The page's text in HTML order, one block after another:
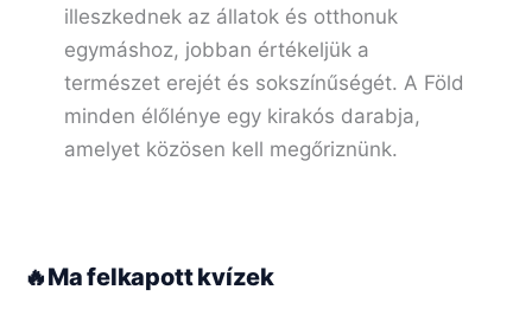
illeszkednek az állatok és otthonuk
egymáshoz, jobban értékeljük a
természet erejét és sokszínűségét. A Föld
minden élőlénye egy kirakós darabja,
amelyet közösen kell megőriznünk.
🔥Ma felkapott kvízek